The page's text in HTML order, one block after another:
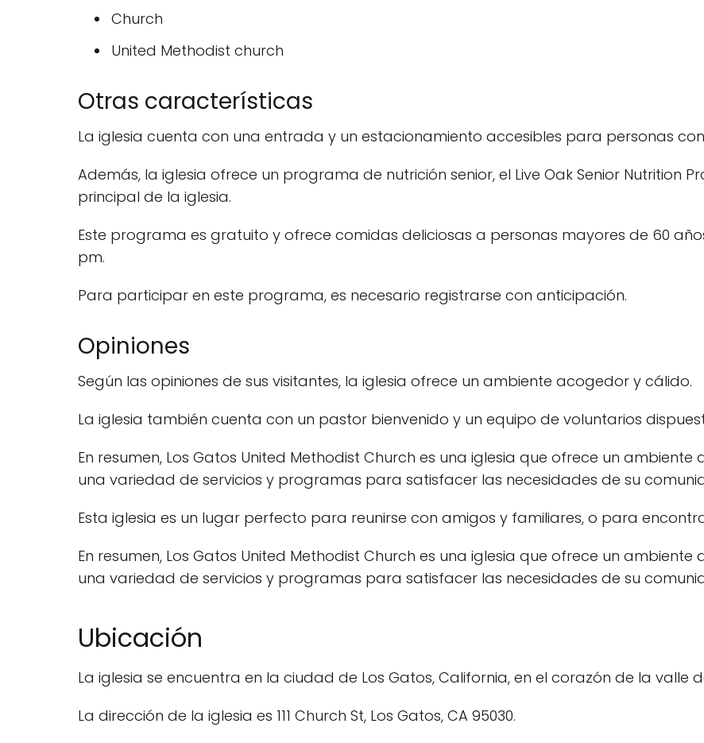
Church
United Methodist church
Otras características
La iglesia cuenta con una entrada y un estacionamiento accesibles para personas
Además, la iglesia ofrece un programa de nutrición senior, el Live Oak Senior Nutrition
principal de la iglesia.
Este programa es gratuito y ofrece comidas deliciosas a personas mayores de 60 años,
pm.
Para participar en este programa, es necesario registrarse con anticipación.
Opiniones
Según las opiniones de sus visitantes, la iglesia ofrece un ambiente acogedor y cálido.
La iglesia también cuenta con un pastor bienvenido y un equipo de voluntarios
En resumen, Los Gatos United Methodist Church es una iglesia que ofrece un
una variedad de servicios y programas para satisfacer las necesidades de su
Esta iglesia es un lugar perfecto para reunirse con amigos y familiares, o para
En resumen, Los Gatos United Methodist Church es una iglesia que ofrece un
una variedad de servicios y programas para satisfacer las necesidades de su
Ubicación
La iglesia se encuentra en la ciudad de Los Gatos, California, en el corazón de la valle
La dirección de la iglesia es 111 Church St, Los Gatos, CA 95030.